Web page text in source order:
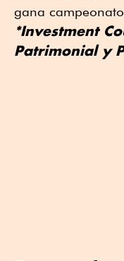
gana
*Investment
Patrimonial y